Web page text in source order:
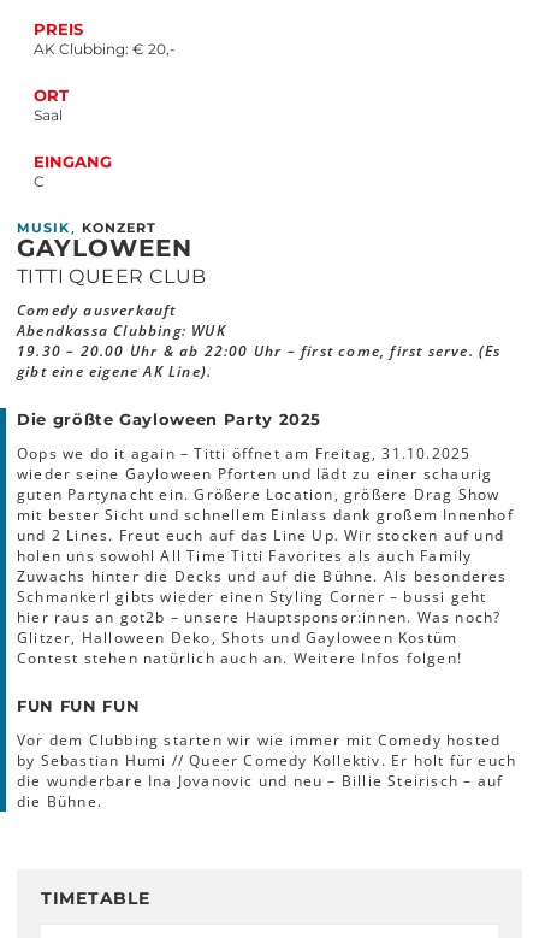
PREIS
AK Clubbing: € 20,-
ORT
Saal
EINGANG
C
MUSIK , KONZERT
GAYLOWEEN
TITTI QUEER CLUB
Comedy ausverkauft
Abendkassa Clubbing: WUK
19.30 – 20.00 Uhr & ab 22:00 Uhr – first come, first serve. (Es
gibt eine eigene AK Line).
Die größte Gayloween Party 2025
Oops we do it again – Titti öffnet am Freitag, 31.10.2025
wieder seine Gayloween Pforten und lädt zu einer schaurig
guten Partynacht ein. Größere Location, größere Drag Show
mit bester Sicht und schnellem Einlass dank großem Innenhof
und 2 Lines. Freut euch auf das Line Up. Wir stocken auf und
holen uns sowohl All Time Titti Favorites als auch Family
Zuwachs hinter die Decks und auf die Bühne. Als besonderes
Schmankerl gibts wieder einen Styling Corner – bussi geht
hier raus an got2b – unsere Hauptsponsor:innen. Was noch?
Glitzer, Halloween Deko, Shots und Gayloween Kostüm
Contest stehen natürlich auch an. Weitere Infos folgen!
FUN FUN FUN
Vor dem Clubbing starten wir wie immer mit Comedy hosted
by Sebastian Humi // Queer Comedy Kollektiv. Er holt für euch
die wunderbare Ina Jovanovic und neu – Billie Steirisch – auf
die Bühne.
TIMETABLE